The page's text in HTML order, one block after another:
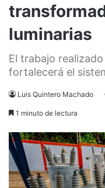
luminarias
El trabajo
fortalecerá el
Luis Quintero Machado
1 minuto de lectura